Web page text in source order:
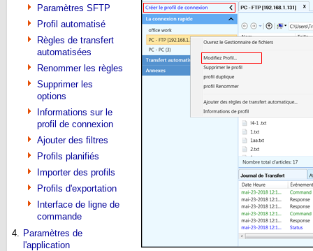
Paramètres SFTP
Profil automatisé
Règles de transfert
automatisées
Renommer les règles
Supprimer les
options
Informations sur le
profil de connexion
Ajouter des filtres
Profils planifiés
Importer des profils
Profils d'exportation
Interface de ligne de
commande
4.
Paramètres de
l'application